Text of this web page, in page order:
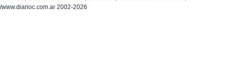
/www.diarioc.com.ar 2002-2026